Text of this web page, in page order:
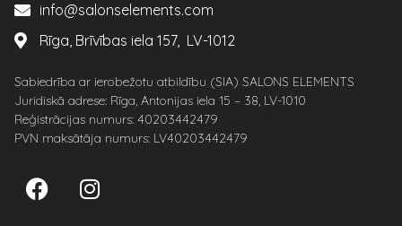
info@salonselements.com
Rīga, Brīvības iela 157, LV-1012
Sabiedrība ar ierobežotu atbildību (SIA) SALONS ELEMENTS
Juridiskā adrese: Rīga, Antonijas iela 15 – 38, LV-1010
Reģistrācijas numurs: 40203442479
PVN maksātāja numurs: LV40203442479